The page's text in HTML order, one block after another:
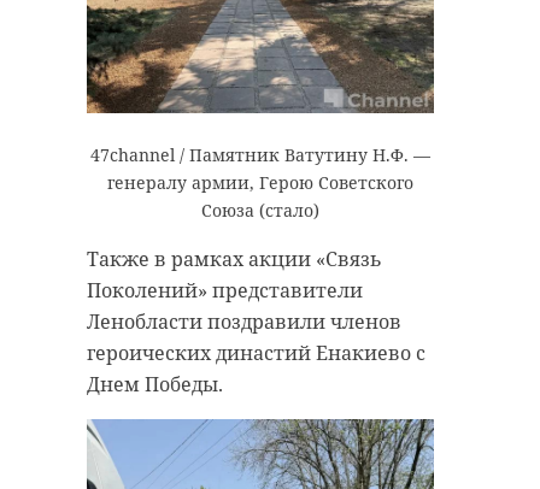
47channel / Памятник Ватутину Н.Ф. —
генералу армии, Герою Советского
Союза (стало)
Также в рамках акции «Связь
Поколений» представители
Ленобласти поздравили членов
героических династий Енакиево с
Днем Победы.